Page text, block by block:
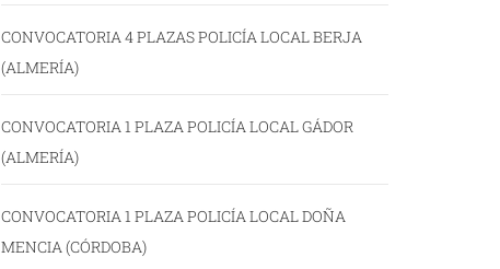
CONVOCATORIA 4 PLAZAS POLICÍA LOCAL BERJA
(ALMERÍA)
CONVOCATORIA 1 PLAZA POLICÍA LOCAL GÁDOR
(ALMERÍA)
CONVOCATORIA 1 PLAZA POLICÍA LOCAL DOÑA
MENCIA (CÓRDOBA)